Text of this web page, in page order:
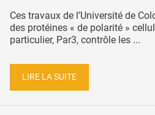
Ces travaux de l’Université de
des protéines « de polarité »
particulier, Par3, contrôle les ...
LIRE LA SUITE